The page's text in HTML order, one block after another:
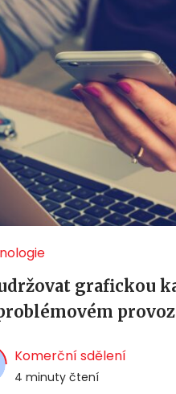
grafickou
Komerční sdělení
4 minuty čtení